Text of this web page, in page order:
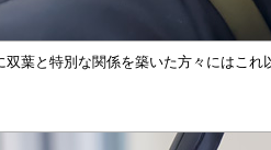
双葉と特別な関係を築いた方々にはこれ